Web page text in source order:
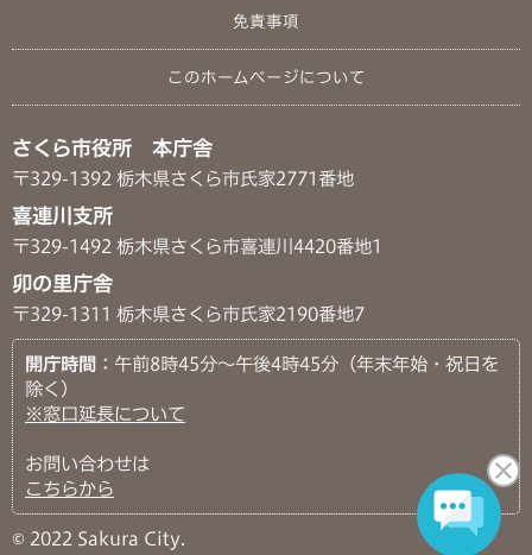
免責事項
このホームページについて
さくら市役所 本庁舎
〒329-1392 栃木県さくら市氏家2771番地
喜連川支所
〒329-1492 栃木県さくら市喜連川4420番地1
卯の里庁舎
〒329-1311 栃木県さくら市氏家2190番地7
開庁時間 ：午前8時45分～午後4時45分（年末年始・祝日を
除く）
※窓口延長について
お問い合わせは
こちらから
© 2022 Sakura City.